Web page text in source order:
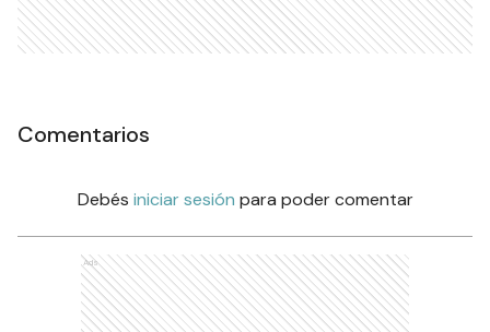
Comentarios
Debés iniciar sesión para poder comentar
Ads